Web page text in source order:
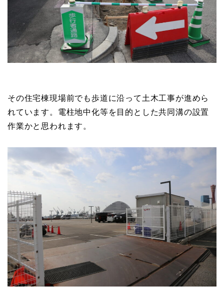
その住宅棟現場前でも歩道に沿って土木工事が進めら
れています。電柱地中化等を目的とした共同溝の設置
作業かと思われます。